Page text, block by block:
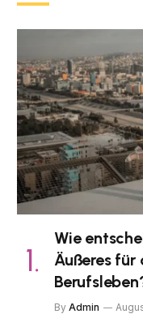
Wie
Äußeres für
By Admin